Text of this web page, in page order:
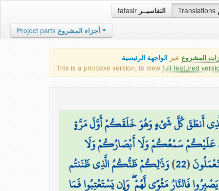
tafasir التفاسيــر Translations
Project parts أجزاء المشروع
المشروع عبر الواجهة الرئيسية
This is a printable version, to view full-featured
الَّذِي أَنطَقَ كُلَّ شَيْءٍ وَهُوَ خَلَقَكُمْ أَوَّلَ مَرَّةٍ
عَلَيْكُمْ سَمْعُكُمْ وَلَا أَبْصَارُكُمْ وَلَا
(
22
)وَذَٰلِكُمْ ظَنُّكُمُ الَّذِي ظَنَنتُم
فَالنَّارُ مَثْوًى لَّهُمْ ۖ وَإِن يَسْتَعْتِبُوا فَمَا